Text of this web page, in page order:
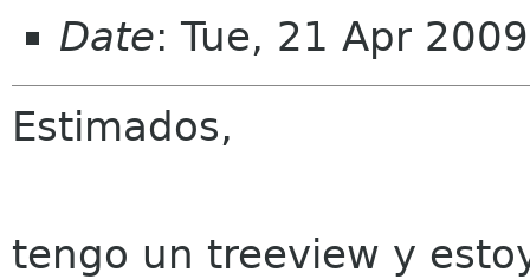
Date: Tue, 21 Apr
Estimados,
tengo un treeview y